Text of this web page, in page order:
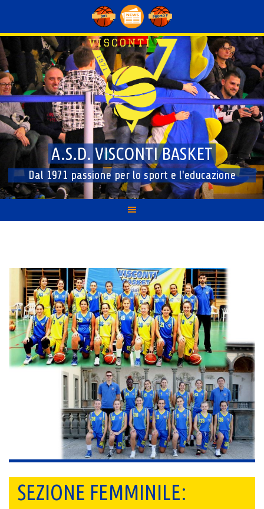
content
A.S.D. VISCONTI BASKET
Dal 1971 passione per lo sport e l'educazione
SEZIONE FEMMINILE: